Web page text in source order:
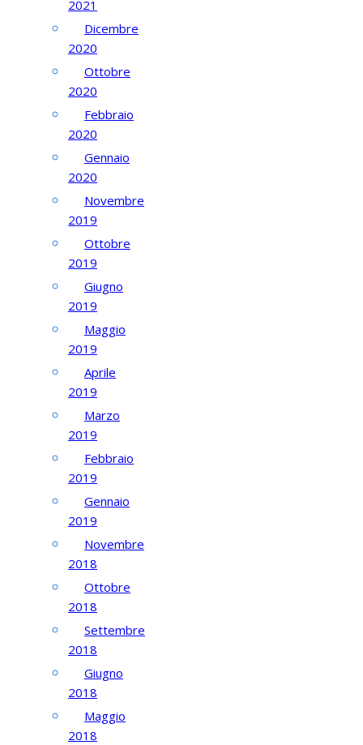
2021
Dicembre
2020
Ottobre
2020
Febbraio
2020
Gennaio
2020
Novembre
2019
Ottobre
2019
Giugno
2019
Maggio
2019
Aprile
2019
Marzo
2019
Febbraio
2019
Gennaio
2019
Novembre
2018
Ottobre
2018
Settembre
2018
Giugno
2018
Maggio
2018